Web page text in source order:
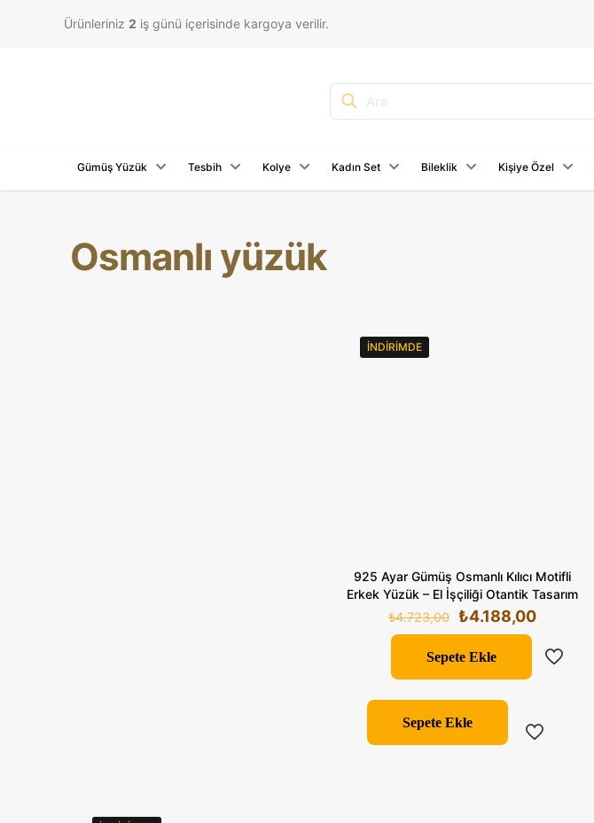
Ürünleriniz 2 iş günü içerisinde kargoya verilir.
Gümüş Yüzük Tesbih Kolye Kadın Set Bileklik Kişiye Özel
Osmanlı yüzük
İNDIRIMDE
925 Ayar Gümüş Osmanlı Kılıcı Motifli
Erkek Yüzük – El İşçiliği Otantik Tasarım
₺4.723,00
Orijinal
fiyat:
₺4.723,00.
₺4.188,00Şu
fiyat:
Sepete Ekle
Sepete Ekle